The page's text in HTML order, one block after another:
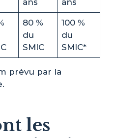
80 %
du
SMIC
100 %
du
SMIC*
prévu par la
les